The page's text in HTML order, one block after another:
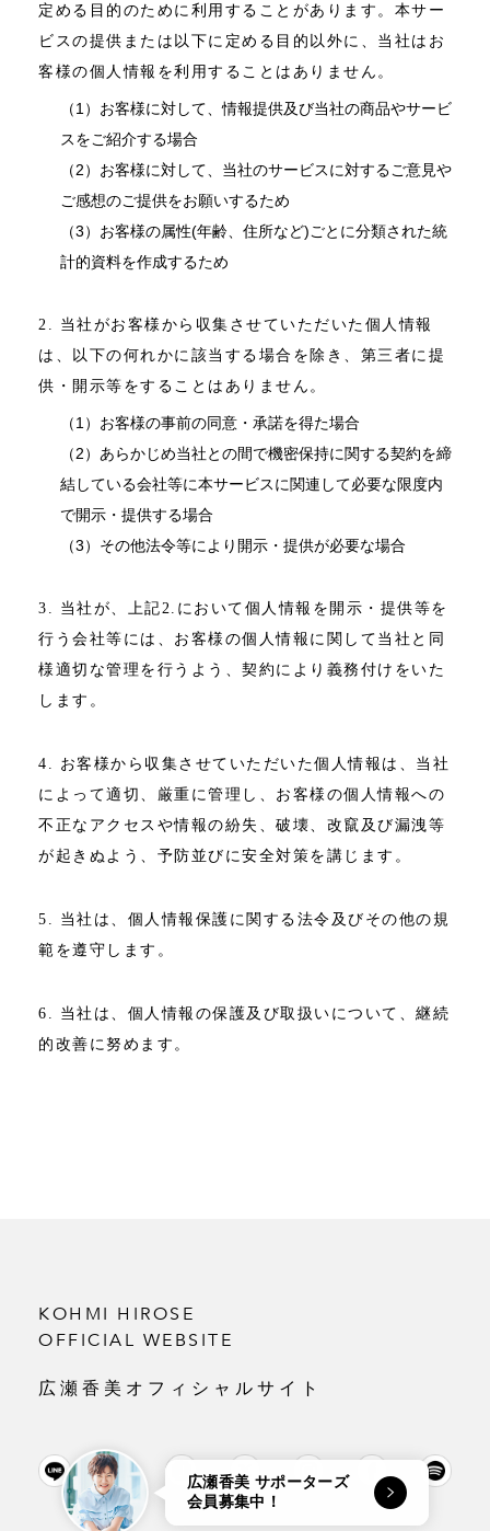
広瀬香美 サポーターズ
会員募集中！
定める目的のために利用することがあります。本サー
ビスの提供または以下に定める目的以外に、当社はお
客様の個人情報を利用することはありません。
（1）お客様に対して、情報提供及び当社の商品やサービ
スをご紹介する場合
（2）お客様に対して、当社のサービスに対するご意見や
ご感想のご提供をお願いするため
（3）お客様の属性(年齢、住所など)ごとに分類された統
計的資料を作成するため
2. 当社がお客様から収集させていただいた個人情報
は、以下の何れかに該当する場合を除き、第三者に提
供・開示等をすることはありません。
（1）お客様の事前の同意・承諾を得た場合
（2）あらかじめ当社との間で機密保持に関する契約を締
結している会社等に本サービスに関連して必要な限度内
で開示・提供する場合
（3）その他法令等により開示・提供が必要な場合
3. 当社が、上記2.において個人情報を開示・提供等を
行う会社等には、お客様の個人情報に関して当社と同
様適切な管理を行うよう、契約により義務付けをいた
します。
4. お客様から収集させていただいた個人情報は、当社
によって適切、厳重に管理し、お客様の個人情報への
不正なアクセスや情報の紛失、破壊、改竄及び漏洩等
が起きぬよう、予防並びに安全対策を講じます。
5. 当社は、個人情報保護に関する法令及びその他の規
範を遵守します。
6. 当社は、個人情報の保護及び取扱いについて、継続
的改善に努めます。
KOHMI HIROSE
OFFICIAL WEBSITE
広瀬香美オフィシャルサイト